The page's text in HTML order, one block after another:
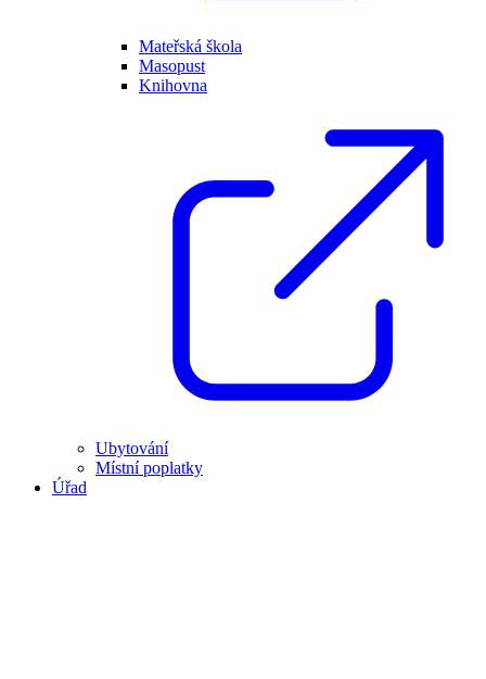
Mateřská škola
Masopust
Knihovna
Ubytování
Místní poplatky
Úřad